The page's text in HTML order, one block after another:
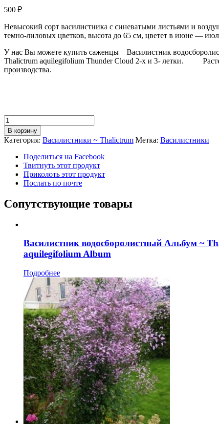
500 ₽
Невысокий сорт василистника с синеватыми листьями и
темно-лиловых цветков, высота до 65 см, цветет в июне —
У нас Вы можете купить саженцы Василистник
Thalictrum aquilegifolium Thunder Cloud 2-х и 3- летки.
производства.
Количество
Василистник
водосборолистный
Грозовая
Туча
Thalictrum
aquilegifolium
Thunder
Cloud
В корзину
Категория: Василистники ~ Thalictrum Метка: Василистники
Поделиться на Facebook
Твитнуть этот продукт
Приколоть этот продукт
Послать по почте
Сопутствующие товары
Василистник водосборолистный Альбум ~
aquilegifolium Album
Подробнее